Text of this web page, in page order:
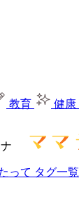
教育 健康
って タグ一覧